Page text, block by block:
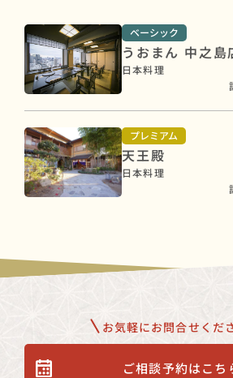
ベーシック
うおまん 中之島
日本料理
プレミアム
天王殿
日本料理
お気軽にお問合せくだ
ご相談予約はこち